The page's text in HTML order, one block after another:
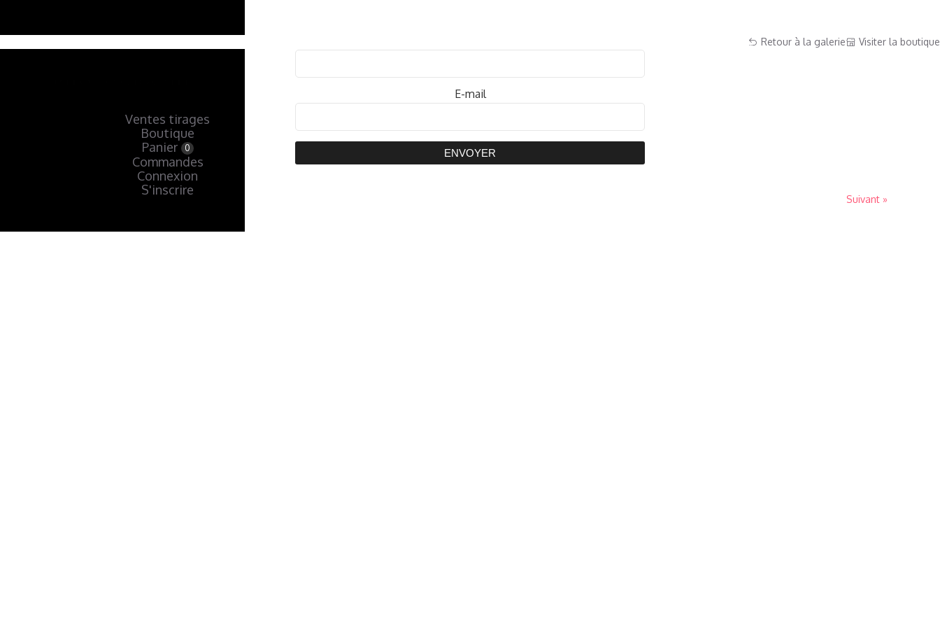
Ventes tirages
Boutique
Panier
0
Commandes
Connexion
S'inscrire
Retour à la galerie Visiter la boutique
E-mail
ENVOYER
Suivant »